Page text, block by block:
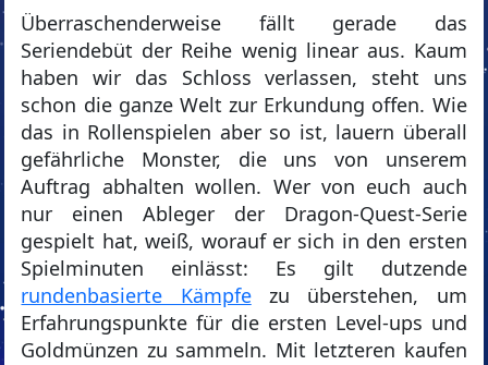
Überraschenderweise fällt gerade das
Seriendebüt der Reihe wenig linear aus. Kaum
haben wir das Schloss verlassen, steht uns
schon die ganze Welt zur Erkundung offen. Wie
das in Rollenspielen aber so ist, lauern überall
gefährliche Monster, die uns von unserem
Auftrag abhalten wollen. Wer von euch auch
nur einen Ableger der Dragon-Quest-Serie
gespielt hat, weiß, worauf er sich in den ersten
Spielminuten einlässt: Es gilt dutzende
rundenbasierte Kämpfezu überstehen, um
Erfahrungspunkte für die ersten Level-ups und
Goldmünzen zu sammeln. Mit letzteren kaufen